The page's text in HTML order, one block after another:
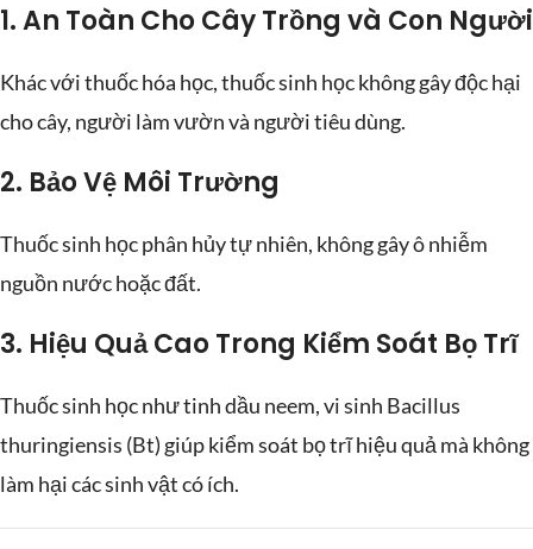
1.An Toàn Cho Cây Trồng và Con Người
Khác với thuốc hóa học, thuốc sinh học không gây độc hại
cho cây, người làm vườn và người tiêu dùng.
2. Bảo Vệ Môi Trường
Thuốc sinh học phân hủy tự nhiên, không gây ô nhiễm
nguồn nước hoặc đất.
3. Hiệu Quả Cao Trong Kiểm Soát Bọ Trĩ
Thuốc sinh học như tinh dầu neem, vi sinh Bacillus
thuringiensis (Bt) giúp kiểm soát bọ trĩ hiệu quả mà không
làm hại các sinh vật có ích.